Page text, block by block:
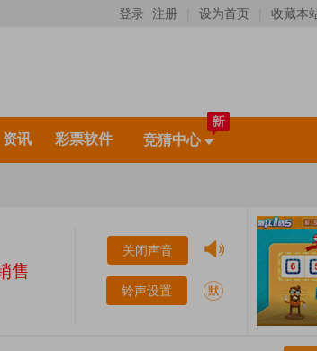
登录 注册 设为首页 收藏本
扫一扫，
资讯 彩票软件 竞猜中心
售
关闭声音
铃声设置